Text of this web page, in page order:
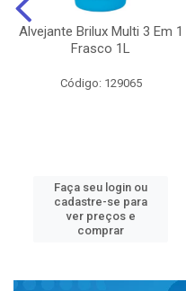
Alvejante Brilux Multi 3 Em 1
Frasco 1L
Código: 129065
Faça seu login ou
cadastre-se para
ver preços e
comprar